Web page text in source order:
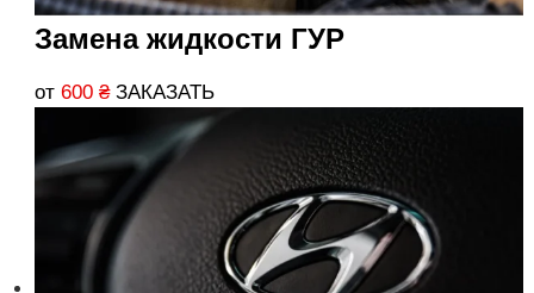
Замена жидкости ГУР
от 600 ₴ ЗАКАЗАТЬ